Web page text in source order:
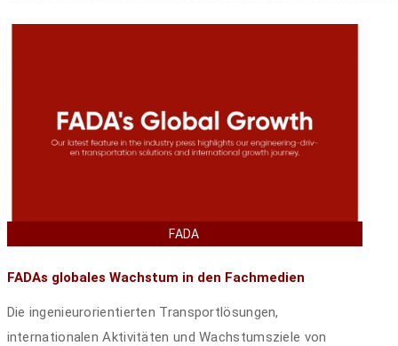
FADA
FADAs globales Wachstum in den Fachmedien
Die ingenieurorientierten Transportlösungen,
internationalen Aktivitäten und Wachstumsziele von